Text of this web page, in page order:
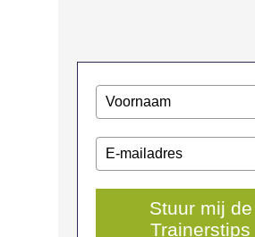
Stuur mij de
Trainerstips